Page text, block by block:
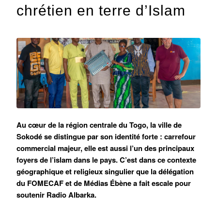
chrétien en terre d’Islam
Au cœur de la région centrale du Togo, la ville de
Sokodé se distingue par son identité forte : carrefour
commercial majeur, elle est aussi l’un des principaux
foyers de l’islam dans le pays. C’est dans ce contexte
géographique et religieux singulier que la délégation
du FOMECAF et de Médias Ébène a fait escale pour
soutenir Radio Albarka.